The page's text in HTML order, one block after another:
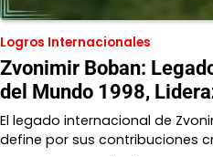
Logros Internacionales
Zvonimir Boban:
del Mundo 1998,
El legado internacional de
define por sus contribuciones